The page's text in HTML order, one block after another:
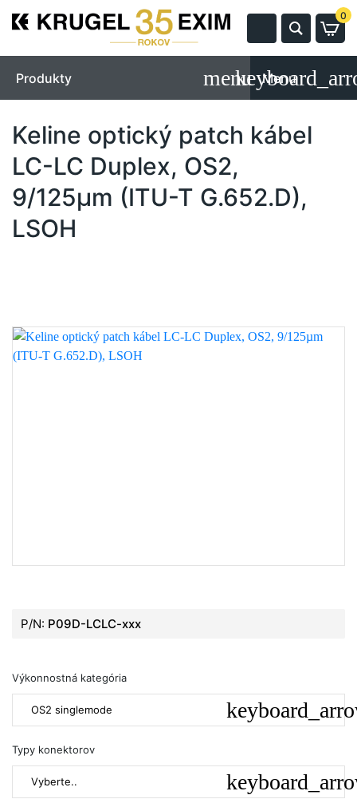
0
Produkty Menu
Keline optický patch kábel
LC-LC Duplex, OS2,
9/125µm (ITU-T G.652.D),
LSOH
P/N: P09D-LCLC-xxx
Výkonnostná kategória
OS2 singlemode
Typy konektorov
Vyberte..